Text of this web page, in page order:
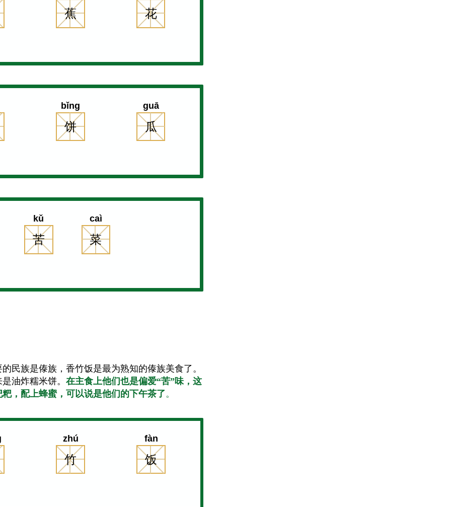
蕉 花
bǐng
饼
guā
瓜
kǔ
苦
caì
菜
民族是傣族，香竹饭是最为熟知的傣族美食了。
油炸糯米饼。 在主食上他们也是偏爱“苦”味，这
，配上蜂蜜，可以说是他们的下午茶了 。
zhú
竹
fàn
饭